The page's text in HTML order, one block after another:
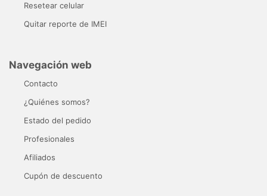
Resetear celular
Quitar reporte de IMEI
Navegación web
Contacto
¿Quiénes somos?
Estado del pedido
Profesionales
Afiliados
Cupón de descuento